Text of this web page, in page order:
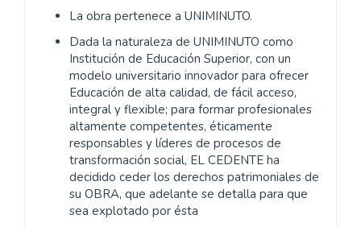
La obra pertenece a UNIMINUTO.
Dada la naturaleza de UNIMINUTO como
Institución de Educación Superior, con un
modelo universitario innovador para ofrecer
Educación de alta calidad, de fácil acceso,
integral y flexible; para formar profesionales
altamente competentes, éticamente
responsables y líderes de procesos de
transformación social, EL CEDENTE ha
decidido ceder los derechos patrimoniales de
su OBRA, que adelante se detalla para que
sea explotado por ésta